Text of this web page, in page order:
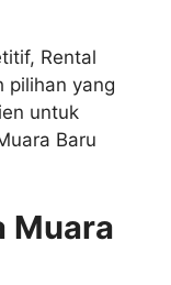
Rental
pilihan yang
untuk
Baru
Muara